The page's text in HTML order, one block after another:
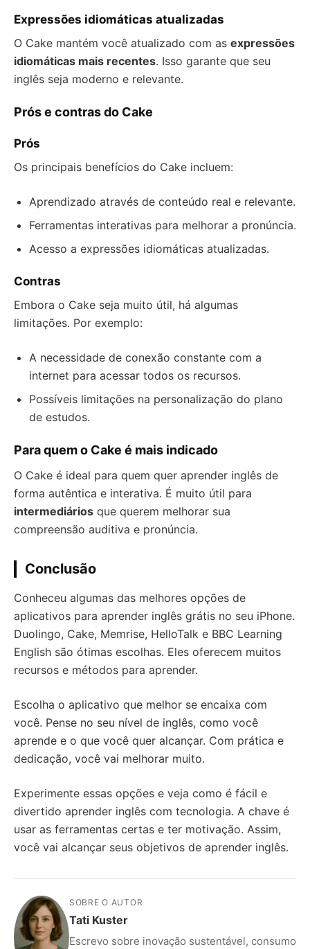
Expressões idiomáticas atualizadas
O Cake mantém você atualizado com as expressões
idiomáticas mais recentes. Isso garante que seu
inglês seja moderno e relevante.
Prós e contras do Cake
Prós
Os principais benefícios do Cake incluem:
Aprendizado através de conteúdo real e relevante.
Ferramentas interativas para melhorar a pronúncia.
Acesso a expressões idiomáticas atualizadas.
Contras
Embora o Cake seja muito útil, há algumas
limitações. Por exemplo:
A necessidade de conexão constante com a
internet para acessar todos os recursos.
Possíveis limitações na personalização do plano
de estudos.
Para quem o Cake é mais indicado
O Cake é ideal para quem quer aprender inglês de
forma autêntica e interativa. É muito útil para
intermediários que querem melhorar sua
compreensão auditiva e pronúncia.
Conclusão
Conheceu algumas das melhores opções de
aplicativos para aprender inglês grátis no seu iPhone.
Duolingo, Cake, Memrise, HelloTalk e BBC Learning
English são ótimas escolhas. Eles oferecem muitos
recursos e métodos para aprender.
Escolha o aplicativo que melhor se encaixa com
você. Pense no seu nível de inglês, como você
aprende e o que você quer alcançar. Com prática e
dedicação, você vai melhorar muito.
Experimente essas opções e veja como é fácil e
divertido aprender inglês com tecnologia. A chave é
usar as ferramentas certas e ter motivação. Assim,
você vai alcançar seus objetivos de aprender inglês.
SOBRE O AUTOR
Tati Kuster
Escrevo sobre inovação sustentável, consumo